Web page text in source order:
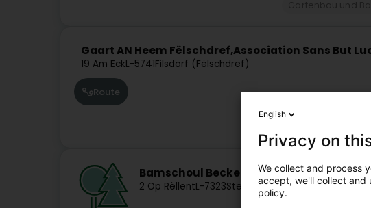
Gaart AN Heem Fëlschdref,Association Sans But
19 Am EckL-5741Filsdorf (Fëlschdref)
Route
Bamschoul Becker
2 Op RëllentL-7323Steinsel (Steesel)
English
Privacy on
We collect and process
accept, we'll collect and
policy.